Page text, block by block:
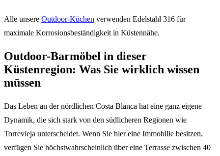
Alle unsere Outdoor-Küchen verwenden Edelstahl 316 für
maximale Korrosionsbeständigkeit in Küstennähe.
Outdoor-Barmöbel in dieser
Küstenregion: Was Sie wirklich wissen
müssen
Das Leben an der nördlichen Costa Blanca hat eine ganz eigene
Dynamik, die sich stark von den südlicheren Regionen wie
Torrevieja unterscheidet. Wenn Sie hier eine Immobilie besitzen,
verfügen Sie höchstwahrscheinlich über eine Terrasse zwischen 40